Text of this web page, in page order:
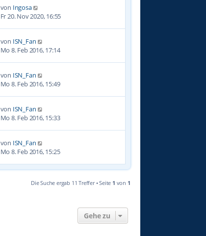
von Ingosa
Fr 20. Nov 2020, 16:55
von ISN_Fan
Mo 8. Feb 2016, 17:14
von ISN_Fan
Mo 8. Feb 2016, 15:49
von ISN_Fan
Mo 8. Feb 2016, 15:33
von ISN_Fan
Mo 8. Feb 2016, 15:25
Die Suche ergab 11 Treffer • Seite 1 von 1
Gehe zu